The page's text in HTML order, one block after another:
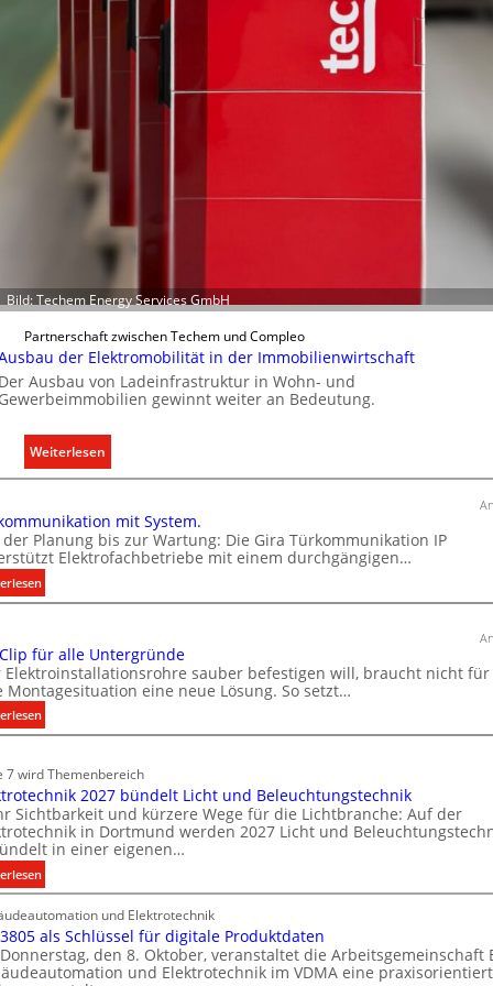
kh
s
u
d
r
e
g
e
l
Bild: Techem Energy Services GmbH
Partnerschaft zwischen Techem und Compleo
der Elektromobilität in der Immobilienwirtschaft
Ausbau von Ladeinfrastruktur in Wohn- und
gewinnt weiter an Bedeutung.
Weiterlesen
A
s
b
a
r
E
t
r
o
m
b
i
l
i
mit System.
der Planung bis zur Wartung: Die Gira Türkommunikation IP
Elektrofachbetriebe mit einem durchgängigen…
:
T
k
o
m
n
i
k
a
t
i
o
n
m
i
t
für alle Untergründe
Elektroinstallationsrohre sauber befestigen will, braucht nicht für
Montagesituation eine neue Lösung. So setzt…
:
E
n
C
l
i
p
f
r
a
l
7 wird Themenbereich
2027 bündelt Licht und Beleuchtungstechnik
Sichtbarkeit und kürzere Wege für die Lichtbranche: Auf der
in Dortmund werden 2027 Licht und
in einer eigenen…
:
E
l
e
k
t
und Elektrotechnik
als Schlüssel für digitale Produktdaten
den 8. Oktober, veranstaltet die Arbeitsgemeinschaft
und Elektrotechnik im VDMA eine